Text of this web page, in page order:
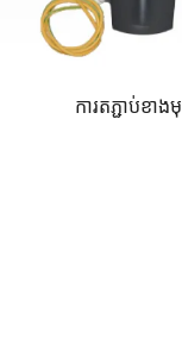
ការតភ្ជាប់ខាង